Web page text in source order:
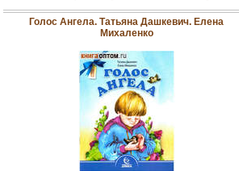
Голос Ангела. Татьяна Дашкевич. Елена
Михаленко